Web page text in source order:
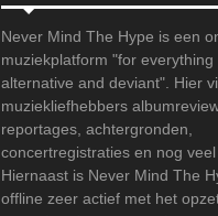
Never Mind The Hype is een
muziekplatform "for everything
alternative and deviant". Hier
muziekliefhebbers
reportages, achtergronden,
concertregistraties en nog veel
Hiernaast is Never Mind The
offline zeer actief met het